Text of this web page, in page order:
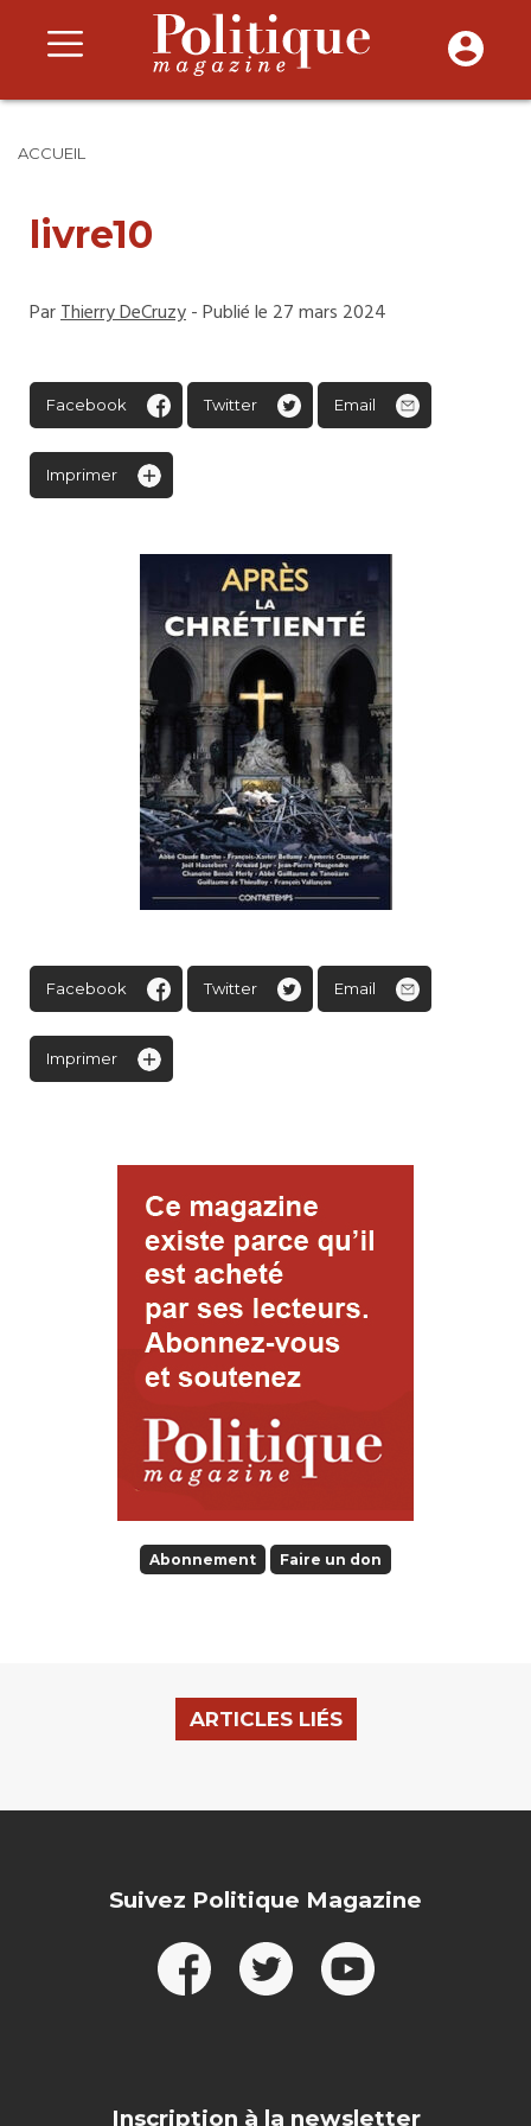
ACCUEIL
livre10
ParThierry DeCruzy- Publié le 27 mars 2024
Facebook Twitter Email
Imprimer
Facebook Twitter Email
Imprimer
Abonnement Faire un don
ARTICLES LIÉS
Suivez Politique Magazine
Inscription à la newsletter